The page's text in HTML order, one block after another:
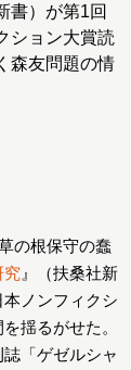
書）が第1回
ション大賞読
森友問題の情
の根保守の蠢
究 』（扶桑社新
ノンフィクシ
揺るがせた。
「ゲゼルシャ